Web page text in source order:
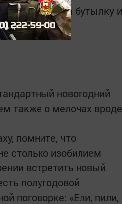
80 рублей за бутылку и
новогодний
также о мелочах вроде
помните, что
столько изобилием
встретить новый
полугодовой
поговорке: «Ели, пили,